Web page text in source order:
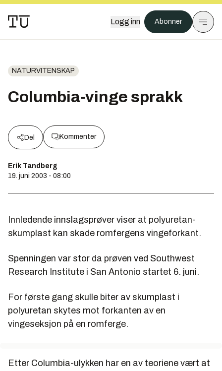
Logg inn Abonner
NATURVITENSKAP
Columbia-vinge sprakk
Del Kommenter
Erik Tandberg
19. juni 2003 - 08:00
Innledende innslagsprøver viser at polyuretan-
skumplast kan skade romfergens vingeforkant.
Spenningen var stor da prøven ved Southwest
Research Institute i San Antonio startet 6. juni.
For første gang skulle biter av skumplast i
polyuretan skytes mot forkanten av en
vingeseksjon på en romferge.
Etter Columbia-ulykken har en av teoriene vært at